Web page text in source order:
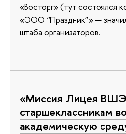
«Восторг» (тут состоялся
«ООО “Праздник”» —
штаба организаторов.
«Миссия Лицея
старшеклассникам
академическую